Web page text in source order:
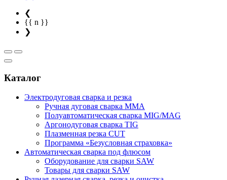
❮
{{ n }}
❯
Каталог
Электродуговая сварка и резка
Ручная дуговая сварка MMA
Полуавтоматическая сварка MIG/MAG
Аргонодуговая сварка TIG
Плазменная резка CUT
Программа «Безусловная страховка»
Автоматическая сварка под флюсом
Оборудование для сварки SAW
Товары для сварки SAW